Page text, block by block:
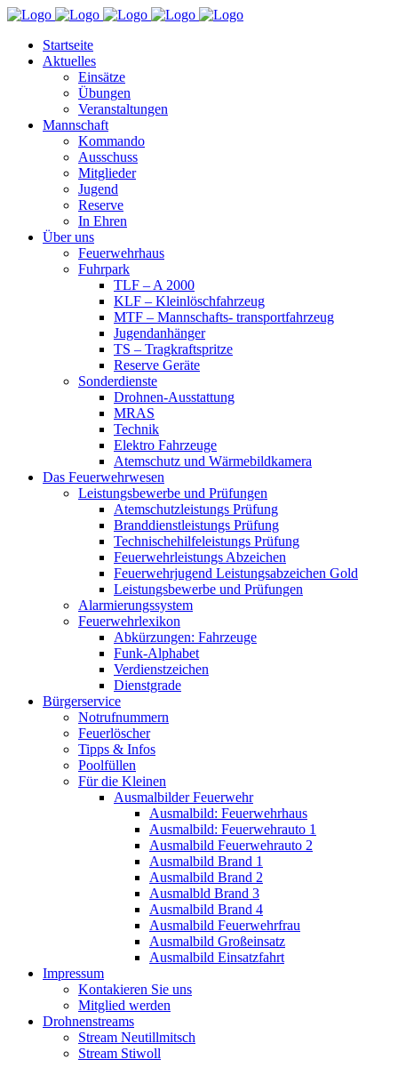
Startseite
Aktuelles
Einsätze
Übungen
Veranstaltungen
Mannschaft
Kommando
Ausschuss
Mitglieder
Jugend
Reserve
In Ehren
Über uns
Feuerwehrhaus
Fuhrpark
TLF – A 2000
KLF – Kleinlöschfahrzeug
MTF – Mannschafts- transportfahrzeug
Jugendanhänger
TS – Tragkraftspritze
Reserve Geräte
Sonderdienste
Drohnen-Ausstattung
MRAS
Technik
Elektro Fahrzeuge
Atemschutz und Wärmebildkamera
Das Feuerwehrwesen
Leistungsbewerbe und Prüfungen
Atemschutzleistungs Prüfung
Branddienstleistungs Prüfung
Technischehilfeleistungs Prüfung
Feuerwehrleistungs Abzeichen
Feuerwehrjugend Leistungsabzeichen Gold
Leistungsbewerbe und Prüfungen
Alarmierungssystem
Feuerwehrlexikon
Abkürzungen: Fahrzeuge
Funk-Alphabet
Verdienstzeichen
Dienstgrade
Bürgerservice
Notrufnummern
Feuerlöscher
Tipps & Infos
Poolfüllen
Für die Kleinen
Ausmalbilder Feuerwehr
Ausmalbild: Feuerwehrhaus
Ausmalbild: Feuerwehrauto 1
Ausmalbild Feuerwehrauto 2
Ausmalbild Brand 1
Ausmalbild Brand 2
Ausmalbld Brand 3
Ausmalbild Brand 4
Ausmalbild Feuerwehrfrau
Ausmalbild Großeinsatz
Ausmalbild Einsatzfahrt
Impressum
Kontakieren Sie uns
Mitglied werden
Drohnenstreams
Stream Neutillmitsch
Stream Stiwoll